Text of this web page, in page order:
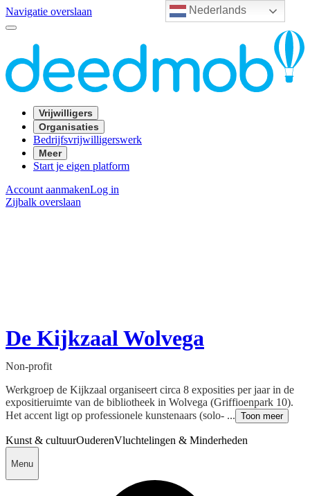
Nederlands
Navigatie overslaan
Vrijwilligers
Organisaties
Bedrijfsvrijwilligerswerk
Meer
Start je eigen platform
Account aanmakenLog in
Zijbalk overslaan
De Kijkzaal Wolvega
Non-profit
Werkgroep de Kijkzaal organiseert circa 8 exposities per jaar in de
expositieruimte van de bibliotheek in Wolvega (Griffioenpark 10).
Het accent ligt op professionele kunstenaars (solo- ... Toon meer
Kunst & cultuurOuderenVluchtelingen & Minderheden
Menu